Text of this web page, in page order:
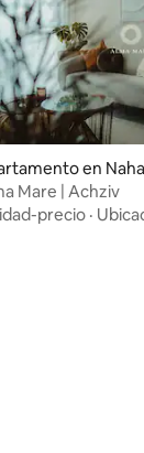
4.96 de 5, 23
en
Mare | Achziv
precio ·